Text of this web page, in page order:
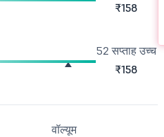
₹158
52 सप्ताह उच्च
₹158
वॉल्यूम